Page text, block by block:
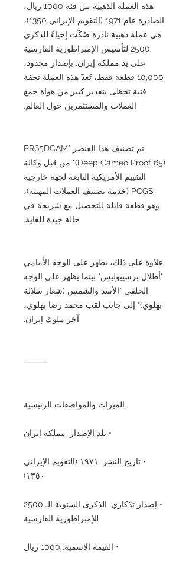
هذه العملة الذهبية من فئة 1000 ريال،
الصادرة عام 1971 (التقويم الإيراني 1350)،
هي عملة ذهبية نادرة صُكّت إحياءً للذكرى
2500 لتأسيس الإمبراطورية الفارسية
على يد مملكة إيران. بإصدار محدود،
10,000 قطعة فقط، تُعدّ هذه العملة تحفة
فنية تحظى بتقدير كبير من هواة جمع
العملات والمستثمرين حول العالم.
تم تصنيف هذا العنصر "PR65DCAM
(Deep Cameo Proof 65)" من قبل وكالة
التقييم الأمريكية التابعة لجهة خارجية
PCGS (خدمة تصنيف العملات المهنية)،
وهو قطعة قابلة للتحصيل مع شريحة في
حالة جيدة للغاية.
علاوة على ذلك، يظهر على الوجه الأمامي
"أطلال برسيبوليس" بينما يظهر على الوجه
الخلفي "الأسد والشمس (شعار سلالة
بهلوي)" إلى جانب لقب محمد رضا بهلوي،
آخر ملوك إيران.
⸻
الميزات والمواصفات الرئيسية
• بلد الإصدار: مملكة إيران
• تاريخ النشر: ١٩٧١ (التقويم الإيراني
١٣٥٠)
• إصدار تذكاري: الذكرى السنوية الـ 2500
للإمبراطورية الفارسية
• القيمة الاسمية: 1000 ريال